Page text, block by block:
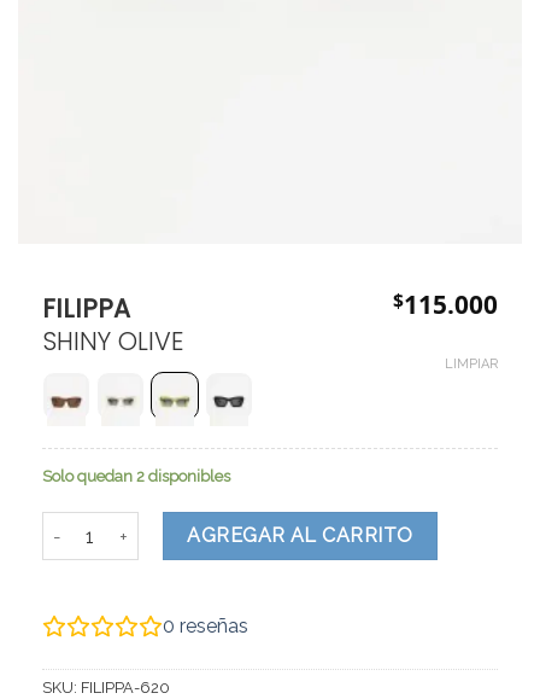
FILIPPA
SHINY OLIVE
$115.000
LIMPIAR
Solo quedan 2 disponibles
AGREGAR AL CARRITO
0 reseñas
SKU: FILIPPA-620